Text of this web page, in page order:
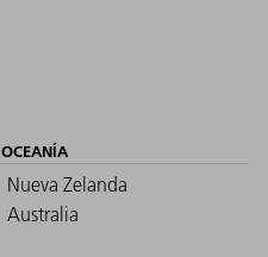
OCEANÍA
Nueva Zelanda
Australia